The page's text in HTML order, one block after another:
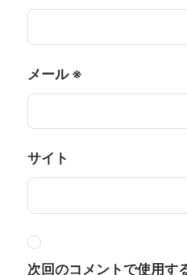
メール※
サイト
次回のコメントで使用す